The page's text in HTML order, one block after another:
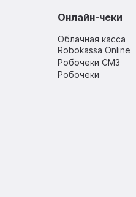
Онлайн-чеки
Облачная касса
Robokassa Online
Робочеки СМЗ
Робочеки